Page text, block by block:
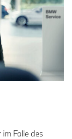
Falle des